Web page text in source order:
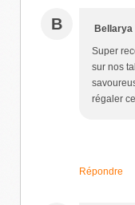
B Bellarya
Super
sur nos
régaler
Répondre